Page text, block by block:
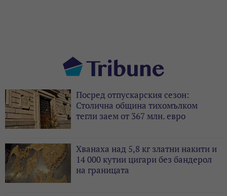
Посред отпускарския сезон:
Столична община тихомълком
тегли заем от 367 млн. евро
Хванаха над 5,8 кг златни накити и
14 000 кутии цигари без бандерол
на границата